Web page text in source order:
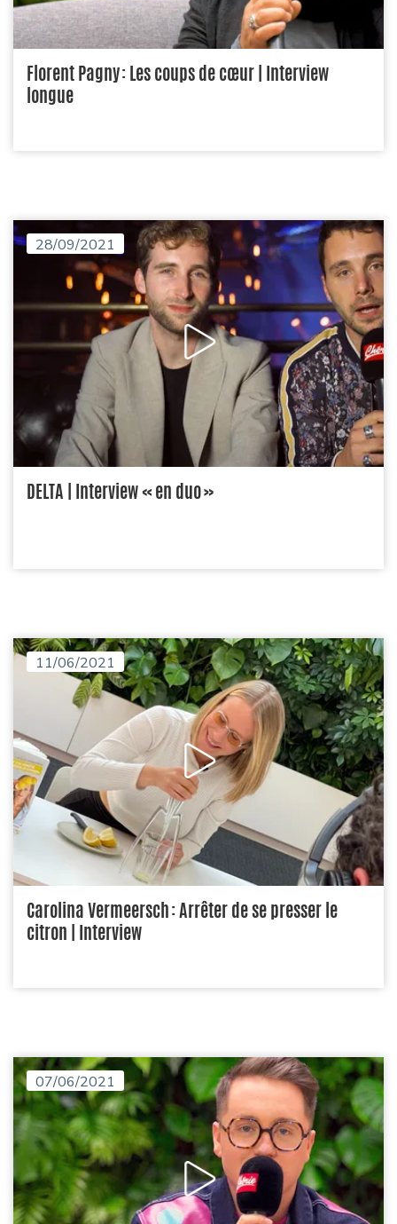
Florent Pagny : Les coups de cœur | Interview
longue
28/09/2021
DELTA | Interview « en duo »
11/06/2021
Carolina Vermeersch : Arrêter de se presser le
citron | Interview
07/06/2021